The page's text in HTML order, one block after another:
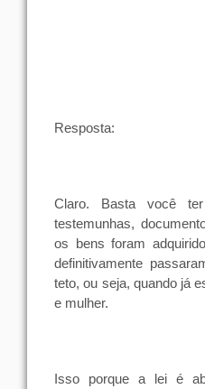
Resposta:
Claro. Basta você
testemunhas,
os bens foram
definitivamente
teto, ou seja, quando já
e mulher.
Isso porque a lei é